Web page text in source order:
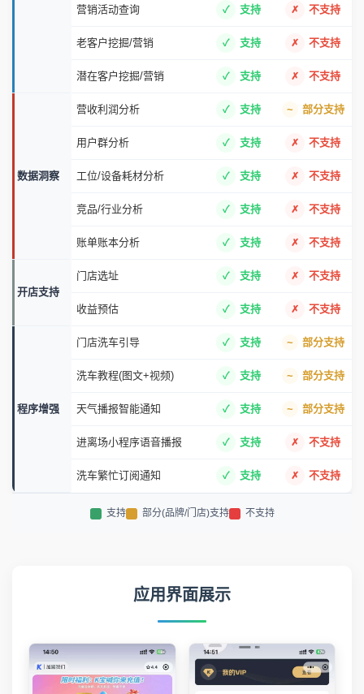
营销活动查询 支持 不支持
老客户挖掘/营销 支持 不支持
潜在客户挖掘/营销 支持 不支持
数据洞察
营收利润分析 支持 部分支持
用户群分析 支持 不支持
工位/设备耗材分析 支持 不支持
竞品/行业分析 支持 不支持
账单账本分析 支持 不支持
开店支持
门店选址 支持 不支持
收益预估 支持 不支持
程序增强
门店洗车引导 支持 部分支持
洗车教程(图文+视频) 支持 部分支持
天气播报智能通知 支持 部分支持
进离场小程序语音播报 支持 不支持
洗车繁忙订阅通知 支持 不支持
支持 部分(品牌/门店)支持 不支持
应用界面展示